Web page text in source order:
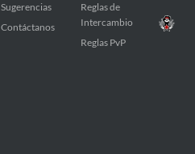
Sugerencias
Contáctanos
Reglas de
Intercambio
Reglas PvP